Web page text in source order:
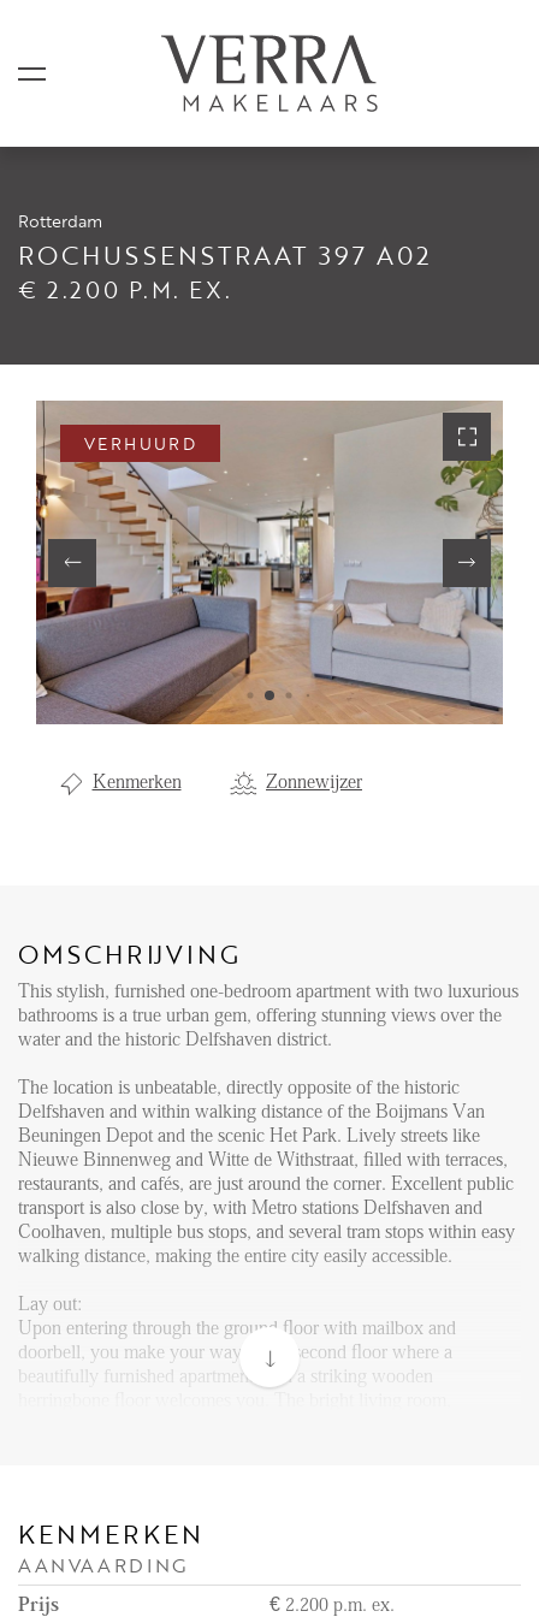
Rotterdam
ROCHUSSENSTRAAT 397 A02
€ 2.200 P.M. EX.
VERHUURD
Kenmerken Zonnewijzer
OMSCHRIJVING
This stylish, furnished one-bedroom apartment with two luxurious
bathrooms is a true urban gem, offering stunning views over the
water and the historic Delfshaven district.
The location is unbeatable, directly opposite of the historic
Delfshaven and within walking distance of the Boijmans Van
Beuningen Depot and the scenic Het Park. Lively streets like
Nieuwe Binnenweg and Witte de Withstraat, filled with terraces,
restaurants, and cafés, are just around the corner. Excellent public
transport is also close by, with Metro stations Delfshaven and
Coolhaven, multiple bus stops, and several tram stops within easy
walking distance, making the entire city easily accessible.
Lay out:
Upon entering through the ground floor with mailbox and
doorbell, you make your way to the second floor where a
beautifully furnished apartment with a striking wooden
a practical home office with desk and drawers is set behind a glass
partition, ideal for working from home. On the same floor you
will also find a modern bathroom with a walk-in shower,
KENMERKEN
AANVAARDING
Prijs € 2.200 p.m. ex.
AANBOD
Shortstay
Verkocht
Verhuurd
DIENSTEN
Aanhuur
Aankoop
Beheer
Verhuur
Nieuwbouw
LOCAL LIFE
OVER ONS
FAQ
Reviews
Werken bij
CONTACT
Hillegersberg
Rotterdam